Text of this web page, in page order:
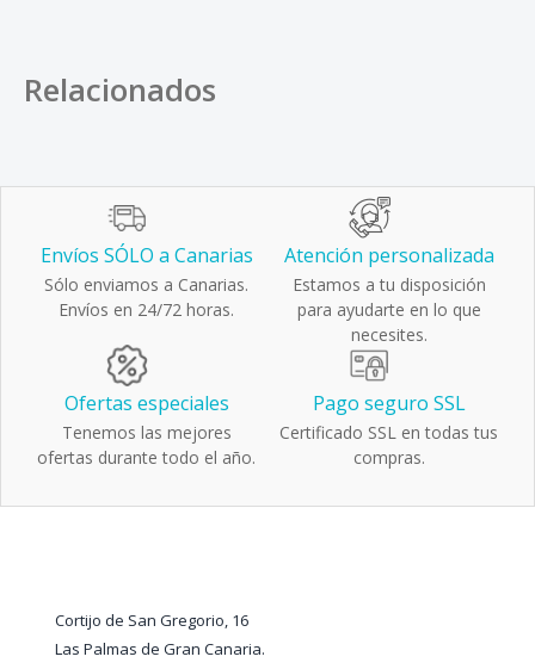
Relacionados
Envíos SÓLO a Canarias
Sólo enviamos a Canarias.
Envíos en 24/72 horas.
Atención personalizada
Estamos a tu disposición
para ayudarte en lo que
necesites.
Ofertas especiales
Tenemos las mejores
ofertas durante todo el año.
Pago seguro SSL
Certificado SSL en todas tus
compras.
Cortijo de San Gregorio, 16
Las Palmas de Gran Canaria.